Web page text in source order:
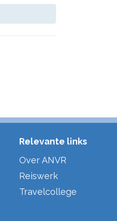
Relevante links
Over ANVR
Reiswerk
Travelcollege